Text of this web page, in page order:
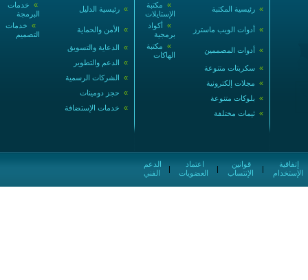
» خدمات
البرمجة
» رئيسية الدليل
» خدمات
التصميم
» الأمن والحماية
» الدعاية والتسويق
» الدعم والتطوير
» الشركات الرسمية
» حجز دومينات
» خدمات الإستضافة
» مكتبة
الإستايلات
» رئيسية المكتبة
» أكواد
برمجية
» أدوات الويب ماسترز
» مكتبة
الهاكات
» أدوات المصممين
» سكربتات متنوعة
» مجلات إلكترونية
» بلوكات متنوعة
» ثيمات مختلفة
الفني
|
العضويات
|
الإنتساب
|
الإستخدام